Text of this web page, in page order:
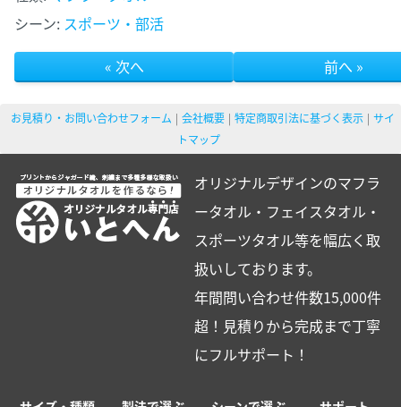
シーン: スポーツ・部活
« 次へ
前へ »
お見積り・お問い合わせフォーム 会社概要 特定商取引法に基づく表示
サイ
トマップ
オリジナルデザインのマフラ
ータオル・フェイスタオル・
スポーツタオル等を幅広く取
扱いしております。
年間問い合わせ件数15,000件
超！見積りから完成まで丁寧
にフルサポート！